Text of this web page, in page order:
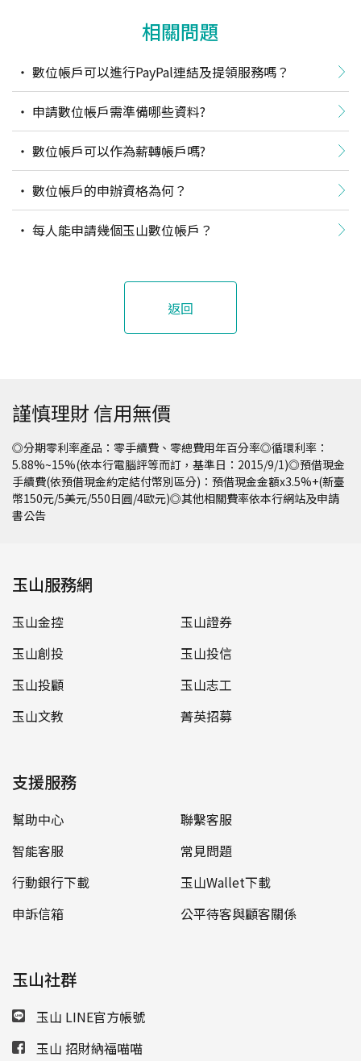
相關問題
數位帳戶可以進行PayPal連結及提領服務嗎？
申請數位帳戶需準備哪些資料?
數位帳戶可以作為薪轉帳戶嗎?
數位帳戶的申辦資格為何？
每人能申請幾個玉山數位帳戶？
返回
謹慎理財 信用無價
◎分期零利率產品：零手續費、零總費用年百分率◎循環利率：
5.88%~15%(依本行電腦評等而訂，基準日：2015/9/1)◎預借現金
手續費(依預借現金約定結付幣別區分)：預借現金金額x3.5%+(新臺
幣150元/5美元/550日圓/4歐元)◎其他相關費率依本行網站及申請
書公告
玉山服務網
玉山金控
玉山證券
玉山創投
玉山投信
玉山投顧
玉山志工
玉山文教
菁英招募
支援服務
幫助中心
聯繫客服
智能客服
常見問題
行動銀行下載
玉山Wallet下載
申訴信箱
公平待客與顧客關係
玉山社群
玉山 LINE官方帳號
玉山 招財納福喵喵